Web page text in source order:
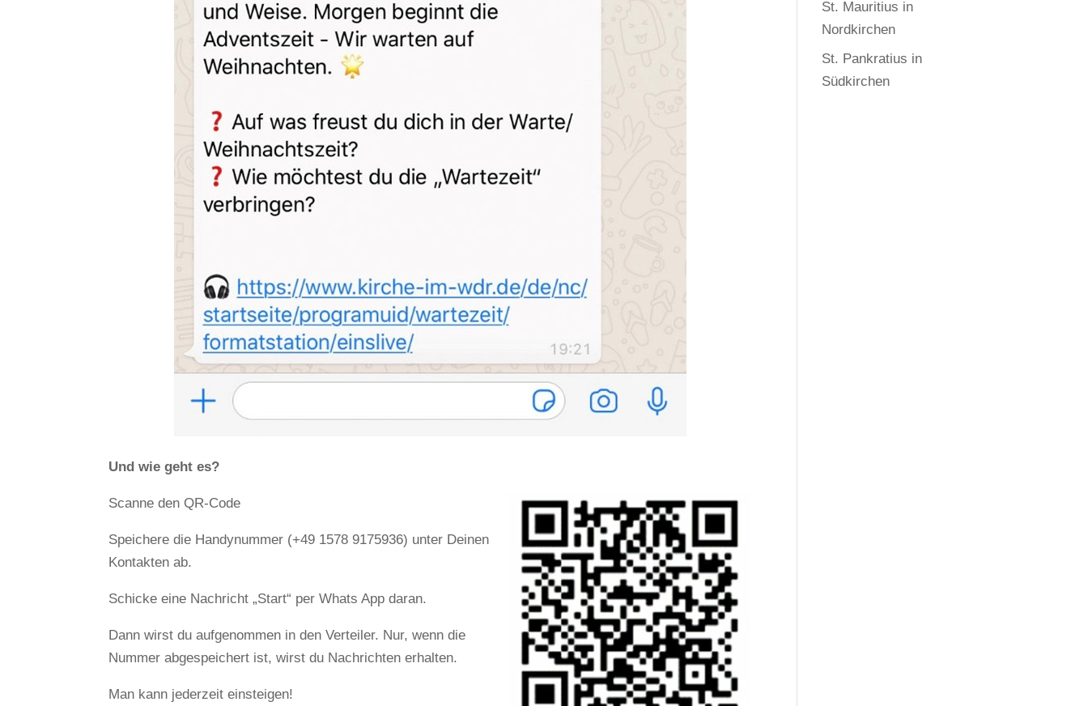
Und wie geht es?
Scanne den QR-Code
Speichere die Handynummer (+49 1578 9175936) unter Deinen
Kontakten ab.
Schicke eine Nachricht „Start“ per Whats App daran.
Dann wirst du aufgenommen in den Verteiler. Nur, wenn die
Nummer abgespeichert ist, wirst du Nachrichten erhalten.
Man kann jederzeit einsteigen!
St. Mauritius in
Nordkirchen
St. Pankratius in
Südkirchen